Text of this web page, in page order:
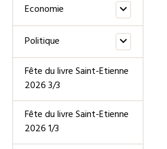
Economie
Politique
Fête du livre Saint-Etienne
2026 3/3
Fête du livre Saint-Etienne
2026 1/3